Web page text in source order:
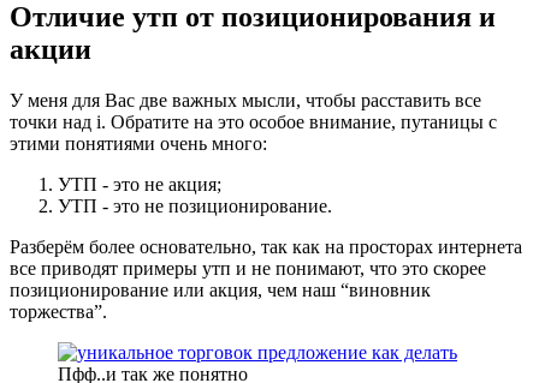
Отличие утп от позиционирования и
акции
У меня для Вас две важных мысли, чтобы расставить все
точки над i. Обратите на это особое внимание, путаницы с
этими понятиями очень много:
УТП - это не акция;
УТП - это не позиционирование.
Разберём более основательно, так как на просторах интернета
все приводят примеры утп и не понимают, что это скорее
позиционирование или акция, чем наш “виновник
торжества”.
Пфф..и так же понятно